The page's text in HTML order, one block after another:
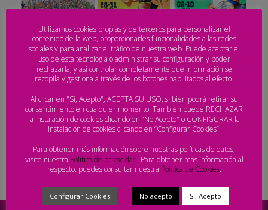
Utilizamos cookies propias y de terceros para personalizar el
contenido de la web, proporcionarles funcionalidades a las redes
sociales y para analizar el tráfico de nuestra web. Puede aceptar el
uso de esta tecnología o administrar su configuración y poder
rechazarla, y así controlar completamente qué información se
recopila y gestiona a través de los botones habilitados al efecto.
Al clicar en "Sí, Acepto", ACEPTA SU USO, si bien podrá retirar su
consentimiento en cualquier momento. También puede RECHAZAR
la instalación de cookies clicando en “No Acepto" o CONFIGURAR la
instalación de cookies clicando en “Configurar Cookies”.
Para obtener más información sobre nuestras políticas de datos,
visite nuestra Política de privacidad. Para obtener más información al
respecto, puedes consultar nuestra Política de Cookies.
Configurar Cookies No acepto Sí, Acepto